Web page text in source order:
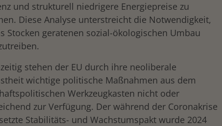
und strukturell niedrigere Energiepreise zu
Diese Analyse unterstreicht die Notwendigkeit,
Stocken geratenen sozial-ökologischen Umbau
stehen der EU durch ihre neoliberale
wichtige politische Maßnahmen aus dem
Werkzeugkasten nicht oder
zur Verfügung. Der während der Coronakrise
Stabilitäts- und Wachstumspakt wurde 2024